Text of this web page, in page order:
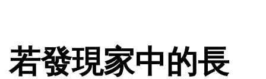
若發現家中的長